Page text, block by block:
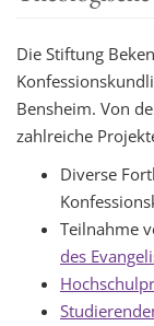
Die Stiftung
Bensheim. Von
zahlreiche
Diverse
Teilnahme
des